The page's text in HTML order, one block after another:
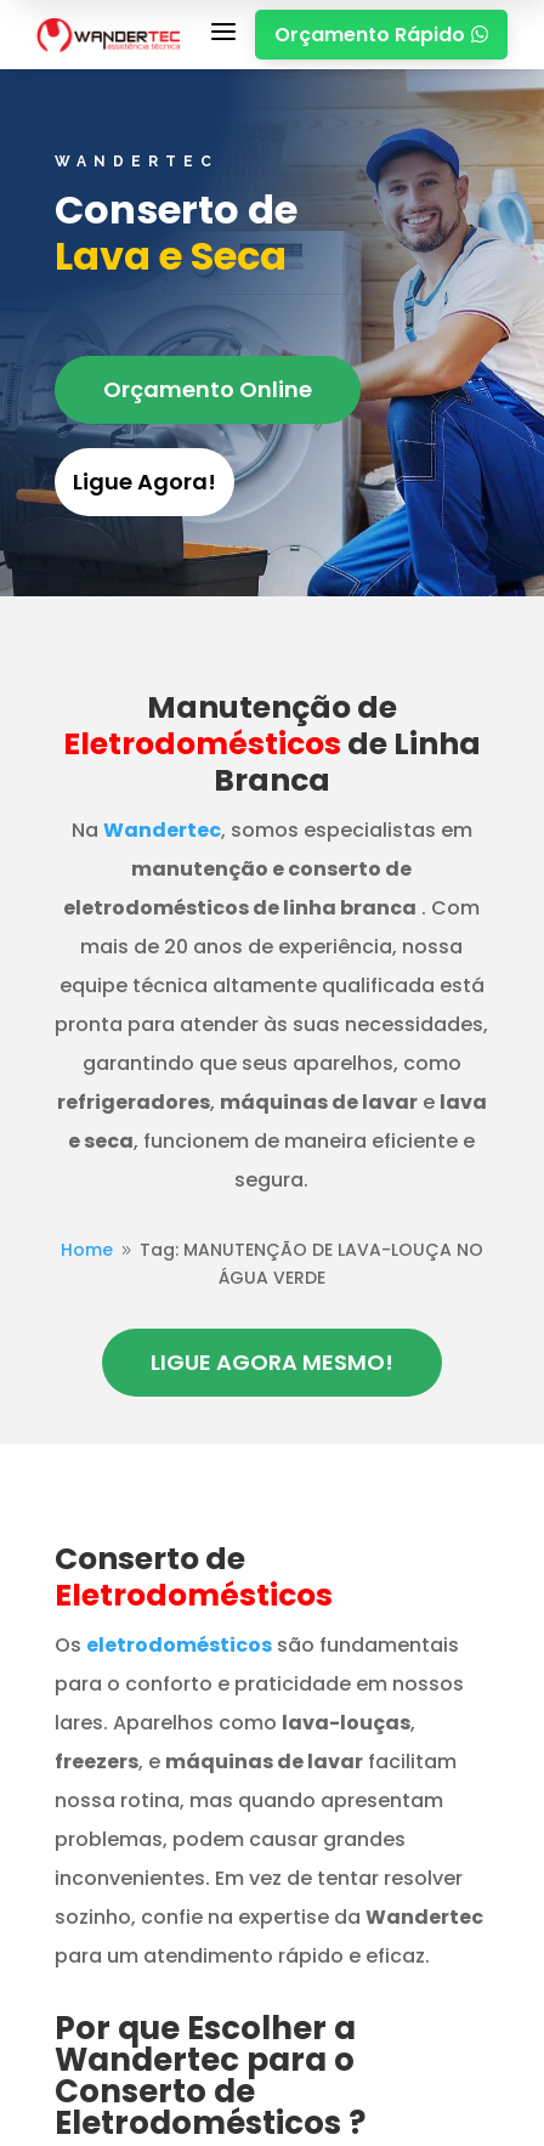
a Orçamento Rápido 
WANDERTEC
Conserto de
Lava e Seca
Orçamento Online
Ligue Agora!
Manutençãode
Eletrodomésticos de Linha
Branca
Na Wandertec, somos especialistas em
manutenção e conserto de
eletrodomésticos de linha branca . Com
mais de 20 anos de experiência, nossa
equipe técnica altamente qualificada está
pronta para atender às suas necessidades,
garantindo que seus aparelhos, como
refrigeradores, máquinas de lavare lava
e seca, funcionem de maneira eficiente e
segura.
Home 9 Tag: MANUTENÇÃO DE LAVA-LOUÇA NO
ÁGUA VERDE
LIGUE AGORA MESMO!
Conserto de
Eletrodomésticos
Os eletrodomésticos são fundamentais
para o conforto e praticidade em nossos
lares. Aparelhos como lava-louças,
freezers, e máquinas de lavarfacilitam
nossa rotina, mas quando apresentam
problemas, podem causar grandes
inconvenientes. Em vez de tentar resolver
sozinho, confie na expertise da Wandertec
para um atendimento rápido e eficaz.
Por que Escolher a
Wandertec para o
Conserto de
Eletrodomésticos ?